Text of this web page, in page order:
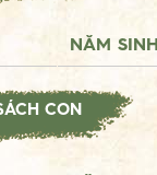
NĂM SINH
CON